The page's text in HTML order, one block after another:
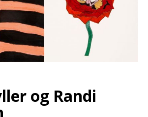
og Randi